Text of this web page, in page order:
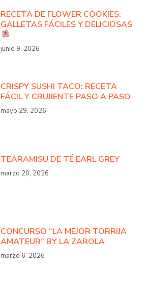
RECETA DE FLOWER COOKIES:
GALLETAS FÁCILES Y DELICIOSAS
junio 9, 2026
CRISPY SUSHI TACO: RECETA
FÁCIL Y CRUJIENTE PASO A PASO
mayo 29, 2026
TEARAMISU DE TÉ EARL GREY
marzo 20, 2026
CONCURSO “LA MEJOR TORRIJA
AMATEUR” BY LA ZAROLA
marzo 6, 2026